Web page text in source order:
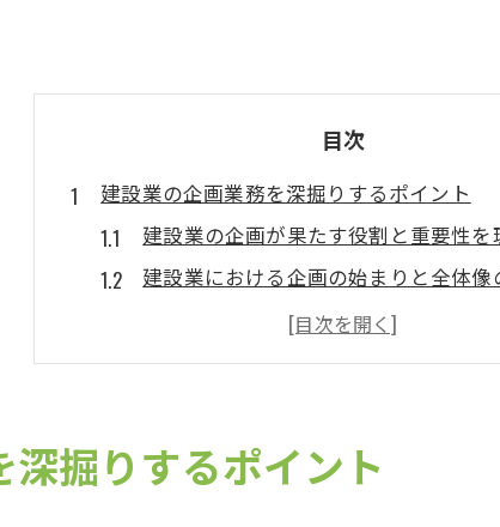
目次
建設業の企画業務を深掘りするポイント
建設業の企画が果たす役割と重要性を
建設業における企画の始まりと全体像
企画業務が建設業のキャリア選択に与
実務で役立つ建設業の企画スキルと知
業務フロー図で見る建設業の全体像と役割
建設業の業務フロー図から企画の位置
掘りするポイント